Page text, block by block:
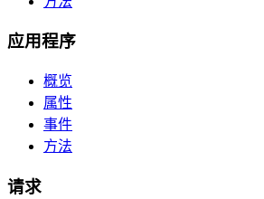
应用程序
概览
属性
事件
方法
请求